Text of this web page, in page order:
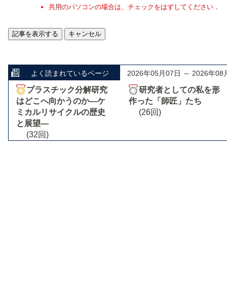
共用のパソコンの場合は、チェックをはずしてください．
よく読まれているページ 2026年05月07日 ～ 2026年08
プラスチック分解研究
はどこへ向かうのか―ケ
ミカルリサイクルの歴史
と展望―
(32回)
研究者としての私を形
作った「師匠」たち
(26回)